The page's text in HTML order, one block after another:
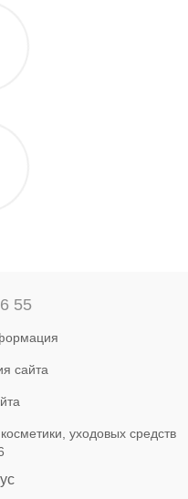
55
сайта
уходовых средств